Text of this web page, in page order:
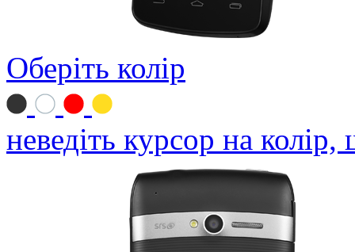
Оберіть колір
неведіть курсор на